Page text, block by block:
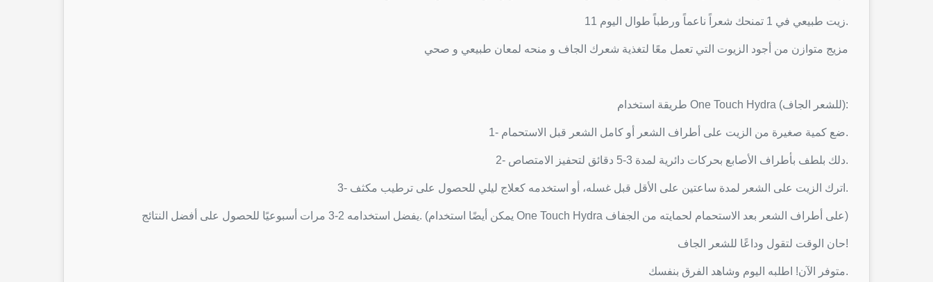
11 زيت طبيعي في 1 تمنحك شعراً ناعماً ورطباً طوال اليوم.
مزيج متوازن من أجود الزيوت التي تعمل معًا لتغذية شعرك الجاف و منحه لمعان طبيعي و صحي
طريقة استخدام One Touch Hydra (للشعر الجاف):
1- ضع كمية صغيرة من الزيت على أطراف الشعر أو كامل الشعر قبل الاستحمام.
2- دلك بلطف بأطراف الأصابع بحركات دائرية لمدة 3-5 دقائق لتحفيز الامتصاص.
3- اترك الزيت على الشعر لمدة ساعتين على الأقل قبل غسله، أو استخدمه كعلاج ليلي للحصول على ترطيب مكثف.
يفضل استخدامه 2-3 مرات أسبوعيًا للحصول على أفضل النتائج. (يمكن أيضًا استخدام One Touch Hydra على أطراف الشعر بعد الاستحمام لحمايته من الجفاف)
حان الوقت لتقول وداعًا للشعر الجاف!
متوفر الآن! اطلبه اليوم وشاهد الفرق بنفسك.